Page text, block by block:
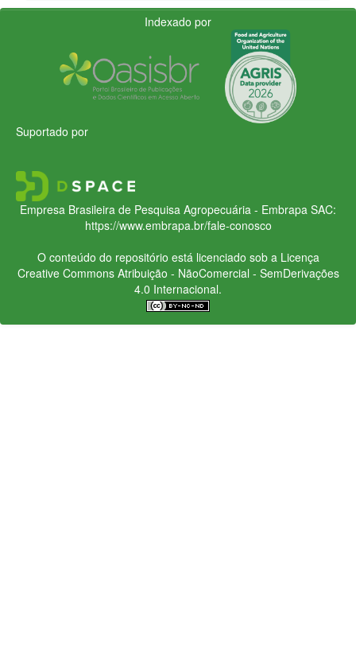
Indexado por
Suportado por
Empresa Brasileira de Pesquisa Agropecuária - Embrapa SAC:
https://www.embrapa.br/fale-conosco
O conteúdo do repositório está licenciado sob a Licença
Creative CommonsAtribuição - NãoComercial - SemDerivações
4.0 Internacional.